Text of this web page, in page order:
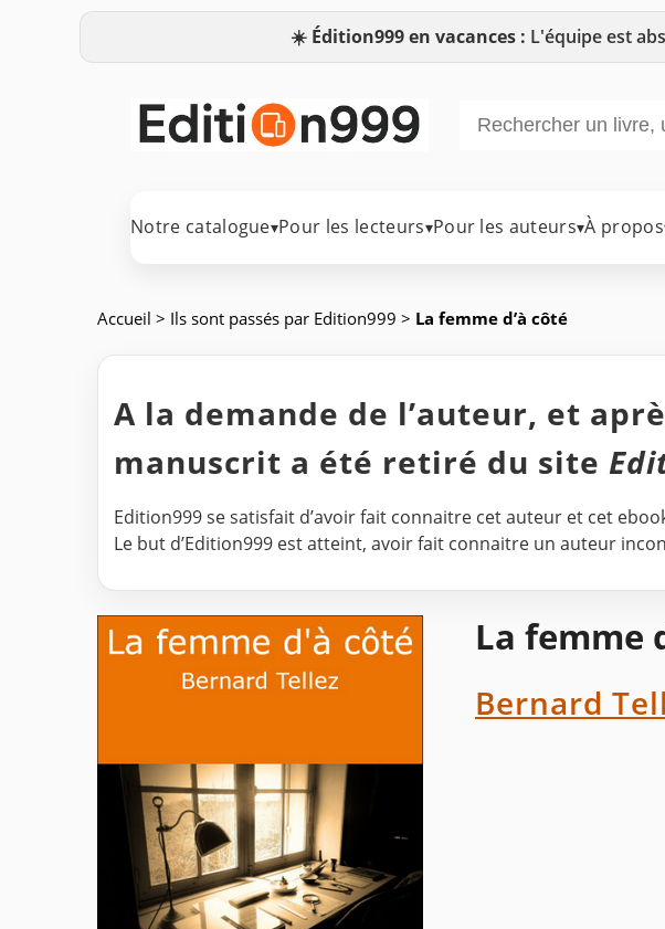
☀️ Édition999 en vacances : L'équipe est
Notre catalogue▾Pour les lecteurs▾Pour les auteurs▾À propos
Accueil > Ils sont passés par Edition999 > La femme d’à côté
A la demande de l’auteur, et
manuscrit a été retiré du site
Edition999 se satisfait d’avoir fait connaitre cet auteur et cet
Le but d’Edition999 est atteint, avoir fait connaitre un auteur
La femme
Bernard